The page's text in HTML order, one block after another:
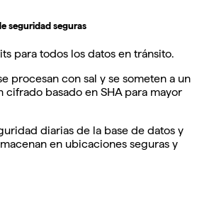
seguridad seguras
para todos los datos en tránsito.
procesan con sal y se someten a un
cifrado basado en SHA para mayor
diarias de la base de datos y
en ubicaciones seguras y